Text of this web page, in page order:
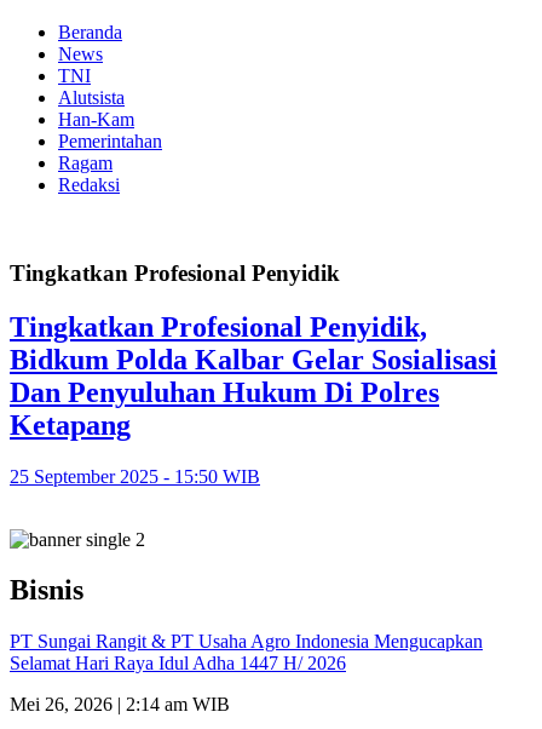
Beranda
News
TNI
Alutsista
Han-Kam
Pemerintahan
Ragam
Redaksi
Tingkatkan Profesional Penyidik
Tingkatkan Profesional Penyidik,
Bidkum Polda Kalbar Gelar Sosialisasi
Dan Penyuluhan Hukum Di Polres
Ketapang
25 September 2025 - 15:50 WIB
Bisnis
PT Sungai Rangit & PT Usaha Agro Indonesia Mengucapkan
Selamat Hari Raya Idul Adha 1447 H/ 2026
Mei 26, 2026 | 2:14 am WIB